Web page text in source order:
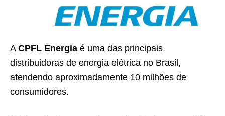
A CPFL Energia é uma das principais
distribuidoras de energia elétrica no Brasil,
atendendo aproximadamente 10 milhões de
consumidores.